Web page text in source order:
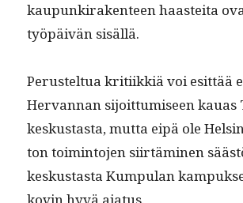
kaupunki­rak­en­teen haastei­ta
työpäivän sisällä.
Perustel­tua kri­ti­ikkiä voi esit­tää
Her­van­nan sijoit­tumiseen kauas
keskus­tas­ta, mut­ta eipä ole
ton toim­into­jen siirtämi­nen
keskus­tas­ta Kumpu­lan
kovin hyvä ajatus.